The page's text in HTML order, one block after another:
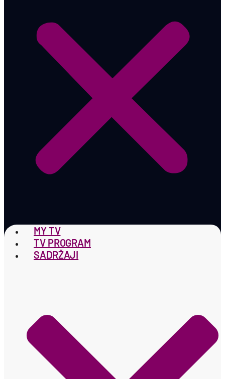
MY TV
TV PROGRAM
SADRŽAJI